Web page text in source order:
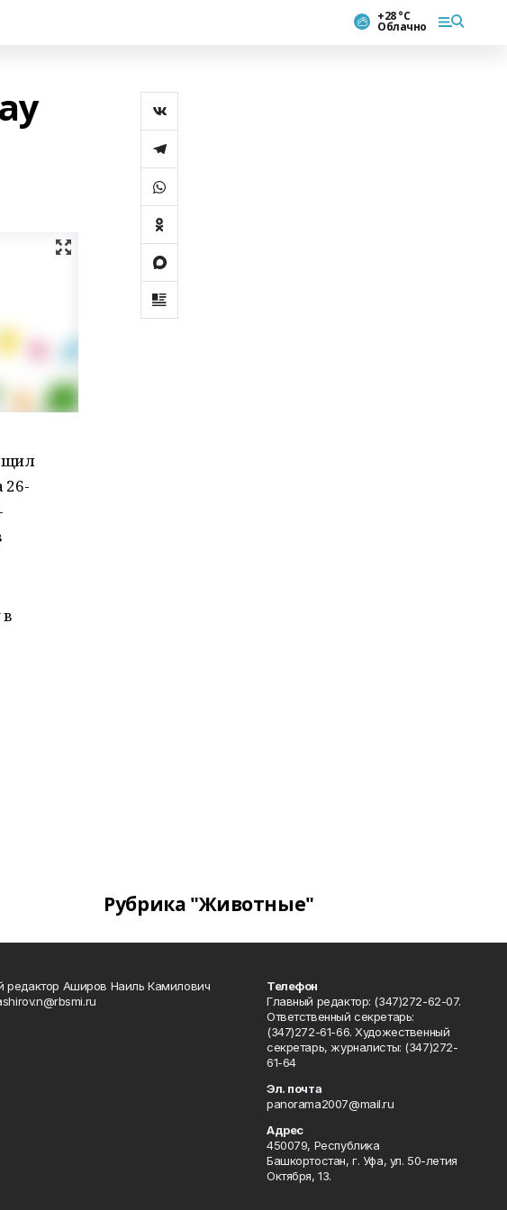
+28 °С
Облачно
26-
Рубрика "Животные"
редактор Аширов Наиль Камилович
Телефон
Главный редактор: (347)272-62-07.
Ответственный секретарь:
(347)272-61-66. Художественный
секретарь, журналисты: (347)272-
61-64
Эл. почта
panorama2007@mail.ru
Адрес
450079, Республика
Башкортостан, г. Уфа, ул. 50-летия
Октября, 13.